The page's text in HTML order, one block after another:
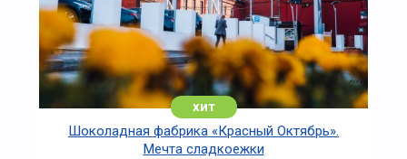
хит
Шоколадная фабрика «Красный Октябрь».
Мечта сладкоежки